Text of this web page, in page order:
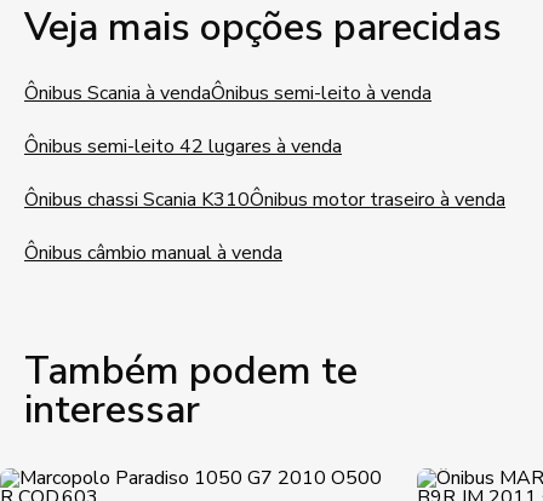
Veja mais opções parecidas
Ônibus Scania à vendaÔnibus semi-leito à venda
Ônibus semi-leito 42 lugares à venda
Ônibus chassi Scania K310Ônibus motor traseiro à venda
Ônibus câmbio manual à venda
Também podem te
interessar